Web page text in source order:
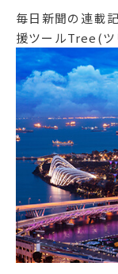
毎日新聞の連載
援ツールTree(ツ